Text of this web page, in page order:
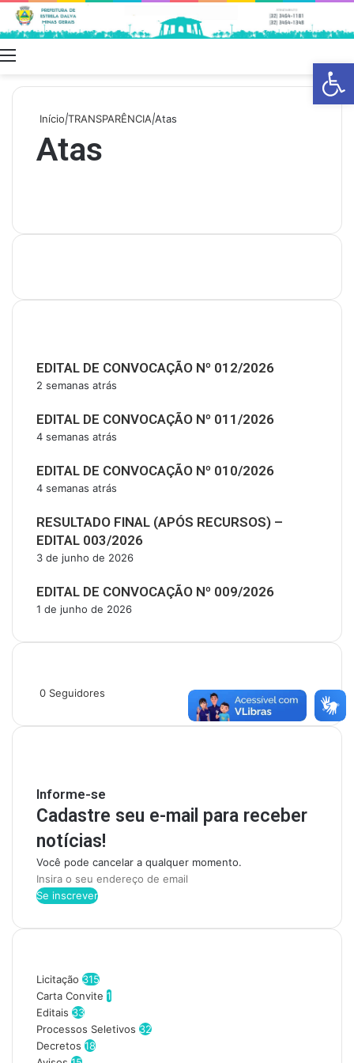
skin
Início|TRANSPARÊNCIA|Atas
Atas
EDITAL DE CONVOCAÇÃO Nº 012/2026
2 semanas atrás
EDITAL DE CONVOCAÇÃO Nº 011/2026
4 semanas atrás
EDITAL DE CONVOCAÇÃO Nº 010/2026
4 semanas atrás
RESULTADO FINAL (APÓS RECURSOS) –
EDITAL 003/2026
3 de junho de 2026
EDITAL DE CONVOCAÇÃO Nº 009/2026
1 de junho de 2026
0 Seguidores
Informe-se
Cadastre seu e-mail para receber
notícias!
Você pode cancelar a qualquer momento.
I
n
i
o
s
e
u
e
Licitação 315
Carta Convite 1
Editais 33
Processos Seletivos 32
Decretos 18
Barra de